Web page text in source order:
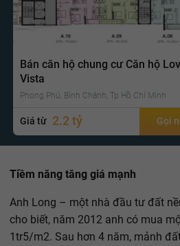
Bán căn hộ chung cư Căn hộ
Vista
Phong Phú, Bình Chánh, Tp Hồ Chí Minh
Giá từ 2.2 tỷ Gọi
Tiềm năng tăng giá mạnh
Anh Long – một nhà đầu tư đất
cho biết, năm 2012 anh có mua
1tr5/m2. Sau hơn 4 năm, mảnh